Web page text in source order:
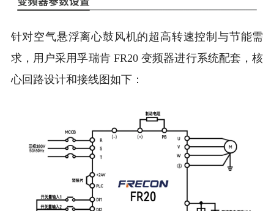
针对空气悬浮离心鼓风机的超高转速控制与节能需
求，用户采用孚瑞肯 FR20 变频器进行系统配套，核
心回路设计和接线图如下：